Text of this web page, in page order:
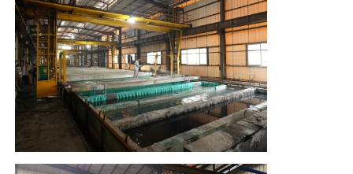
Συσκευές για προφίλ αλουμινίου
Προφίλ παραθύρου θήκης
Προφίλ τοίχου κουρτίνας
Γυαλισμένο προφίλ αλουμινίου